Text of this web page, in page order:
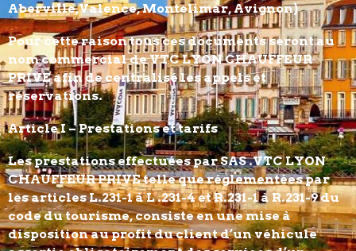
Aberville,Valence, Montelimar, Avignon)
Pour cette raison tous ces documents seront au
nom commercial de VTC LYON CHAUFFEUR
PRIVE afin de centralisé les appels et
réservations.
Article I – Prestations et tarifs
Les prestations effectuées par SAS .VTC LYON
CHAUFFEUR PRIVE telle que réglementées par
les articles L.231-1 à L .231-4 et R.231-1 à R.231-9 du
code du tourisme, consiste en une mise à
disposition au profit du client d’un véhicule